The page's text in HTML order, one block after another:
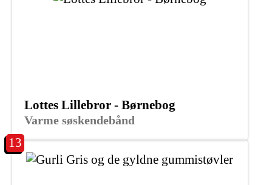
Varme søskendebånd
Lottes Lillebror - Børnebog
13